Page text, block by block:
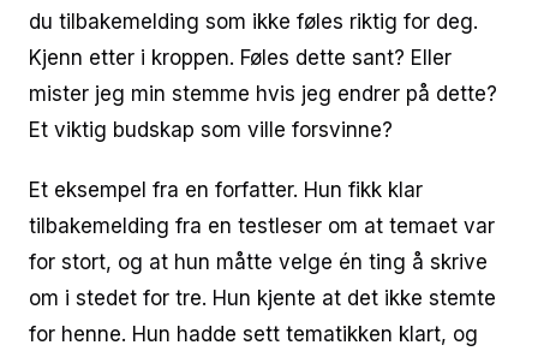
du tilbakemelding som ikke føles riktig for deg.
Kjenn etter i kroppen. Føles dette sant? Eller
mister jeg min stemme hvis jeg endrer på dette?
Et viktig budskap som ville forsvinne?
Et eksempel fra en forfatter. Hun fikk klar
tilbakemelding fra en testleser om at temaet var
for stort, og at hun måtte velge én ting å skrive
om i stedet for tre. Hun kjente at det ikke stemte
for henne. Hun hadde sett tematikken klart, og